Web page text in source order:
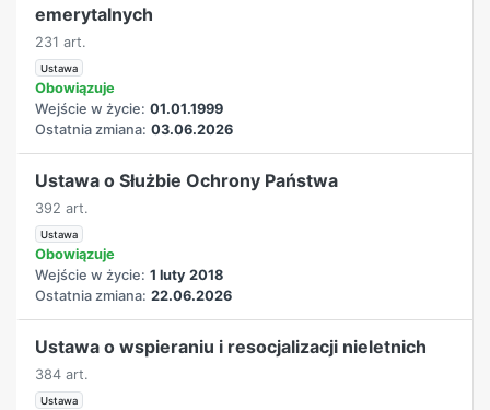
emerytalnych
231 art.
Ustawa
Obowiązuje
Wejście w życie: 01.01.1999
Ostatnia zmiana: 03.06.2026
Ustawa o Służbie Ochrony Państwa
392 art.
Ustawa
Obowiązuje
Wejście w życie: 1 luty 2018
Ostatnia zmiana: 22.06.2026
Ustawa o wspieraniu i resocjalizacji nieletnich
384 art.
Ustawa